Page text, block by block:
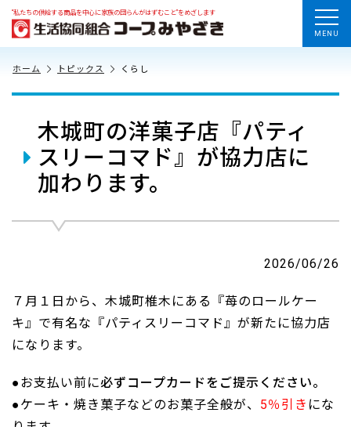
“私たちの供給する商品を中心に家族の団らんがはずむこと”をめざします
MENU
ホーム トピックス くらし
木城町の洋菓子店『パティ
スリーコマド』が協力店に
加わります。
2026/06/26
７月１日から、木城町椎木にある『苺のロールケー
キ』で有名な『パティスリーコマド』が新たに協力店
になります。
●お支払い前に必ずコープカードをご提示ください。
●ケーキ・焼き菓子などのお菓子全般が、 5％引き にな